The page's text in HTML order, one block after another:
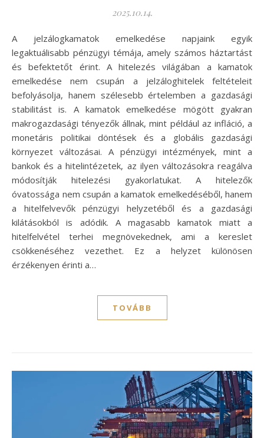
2025.10.14.
A jelzálogkamatok emelkedése napjaink egyik
legaktuálisabb pénzügyi témája, amely számos háztartást
és befektetőt érint. A hitelezés világában a kamatok
emelkedése nem csupán a jelzáloghitelek feltételeit
befolyásolja, hanem szélesebb értelemben a gazdasági
stabilitást is. A kamatok emelkedése mögött gyakran
makrogazdasági tényezők állnak, mint például az infláció, a
monetáris politikai döntések és a globális gazdasági
környezet változásai. A pénzügyi intézmények, mint a
bankok és a hitelintézetek, az ilyen változásokra reagálva
módosítják hitelezési gyakorlatukat. A hitelezők
óvatossága nem csupán a kamatok emelkedéséből, hanem
a hitelfelvevők pénzügyi helyzetéből és a gazdasági
kilátásokból is adódik. A magasabb kamatok miatt a
hitelfelvétel terhei megnövekednek, ami a kereslet
csökkenéséhez vezethet. Ez a helyzet különösen
érzékenyen érinti a…
TOVÁBB